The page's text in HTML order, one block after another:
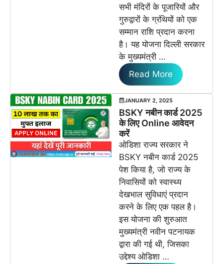
सभी मंदिरों के पूजारियों और
गुरुद्वारों के ग्रंथियों को एक
सम्मान राशि प्रदान करना
है। यह योजना दिल्ली सरकार
के मुख्यमंत्री …
Read More
JANUARY 2, 2025
BSKY नबीन कार्ड 2025
के लिए Online आवेदन
करें
ओडिशा राज्य सरकार ने
BSKY नबीन कार्ड 2025
पेश किया है, जो राज्य के
निवासियों को स्वास्थ्य
देखभाल सुविधाएं प्रदान
करने के लिए एक पहल है।
इस योजना की शुरुआत
मुख्यमंत्री नवीन पटनायक
द्वारा की गई थी, जिसका
उद्देश्य ओडिशा …